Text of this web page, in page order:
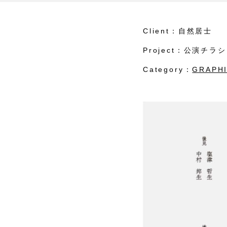
Client：自然居士
Project：公演チラシ
Category：